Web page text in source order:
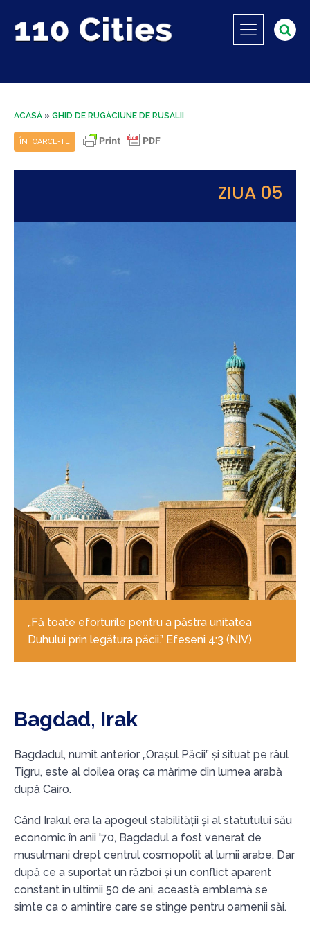
ACASĂ » GHID DE RUGĂCIUNE DE RUSALII
ÎNTOARCE-TE
ZIUA 05
„Fă toate eforturile pentru a păstra unitatea
Duhului prin legătura păcii.” Efeseni 4:3 (NIV)
Bagdad, Irak
Bagdadul, numit anterior „Orașul Păcii” și situat pe râul
Tigru, este al doilea oraș ca mărime din lumea arabă
după Cairo.
Când Irakul era la apogeul stabilității și al statutului său
economic în anii '70, Bagdadul a fost venerat de
musulmani drept centrul cosmopolit al lumii arabe. Dar
după ce a suportat un război și un conflict aparent
constant în ultimii 50 de ani, această emblemă se
simte ca o amintire care se stinge pentru oamenii săi.